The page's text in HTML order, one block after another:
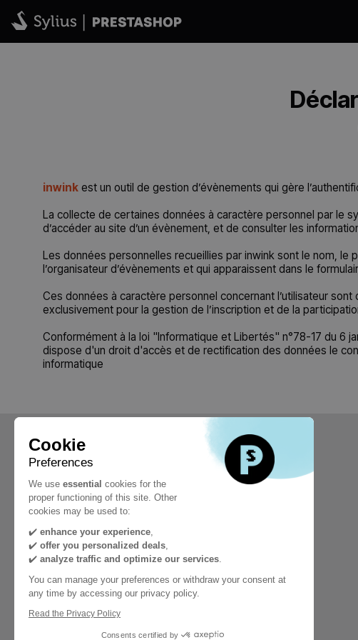
inwink est un outil de gestion d’évènements qui gère
La collecte de certaines données à caractère personnel par le
d’accéder au site d’un évènement, et de consulter les
Les données personnelles recueillies par inwink sont le nom,
l’organisateur d’évènements et qui apparaissent dans le
Ces données à caractère personnel concernant l’utilisateur
exclusivement pour la gestion de l’inscription et de la
Conformément à la loi "Informatique et Libertés" n°78-17 du 6
dispose d'un droit d'accès et de rectification des données le
informatique
Cookie
Preferences
We use essential cookies for the
proper functioning of this site. Other
cookies may be used to:
✔️ enhance your experience,
✔️ offer you personalized deals,
✔️ analyze traffic and optimize our services.
You can manage your preferences or withdraw your consent at
any time by accessing our privacy policy.
Read the Privacy Policy
Consents certified by